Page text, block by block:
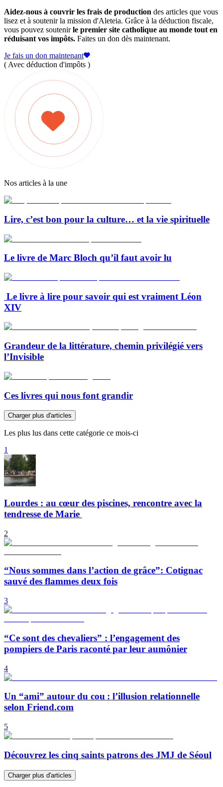
Aidez-nous à couvrir les frais de production des articles que vous
lisez et à soutenir la mission d'Aleteia. Grâce à la déduction fiscale,
vous pouvez soutenirle premier site catholique au monde tout en
réduisant vos impôts. Faites un don dès maintenant.
Je fais un don maintenant
( Avec déduction d'impôts )
Nos articles à la une
Lire, c’est bon pour la culture… et la vie spirituelle
Le livre de Marc Bloch qu’il faut avoir lu
Le livre à lire pour savoir qui est vraiment Léon
XIV
Grandeur de la littérature, chemin privilégié vers
l’Invisible
Ces livres qui nous font grandir
Charger plus d'articles
Les plus lus dans cette catégorie ce mois-ci
1
Lourdes : au cœur des piscines, rencontre avec la
tendresse de Marie
2
“Nous sommes dans l’action de grâce”: Cotignac
sauvé des flammes deux fois
3
“Ce sont des chevaliers” : l’engagement des
pompiers de Paris raconté par leur aumônier
4
Un “ami” autour du cou : l’illusion relationnelle
selon Friend.com
5
Découvrez les cinq saints patrons des JMJ de Séoul
Charger plus d'articles